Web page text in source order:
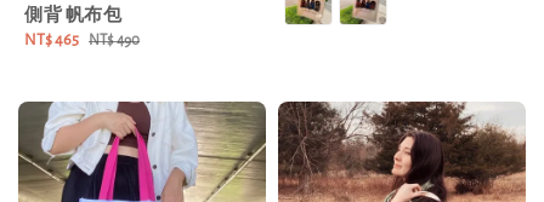
側背 帆布包
Sale
NT$ 465 Regular
NT$ 490